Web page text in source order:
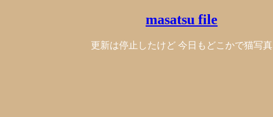
masatsu file
更新は停止したけど 今日もどこかで猫写真